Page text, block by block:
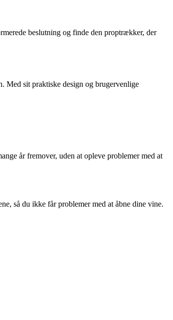
beslutning og finde den proptrækker, der
Med sit praktiske design og brugervenlige
år fremover, uden at opleve problemer med at
så du ikke får problemer med at åbne dine vine.